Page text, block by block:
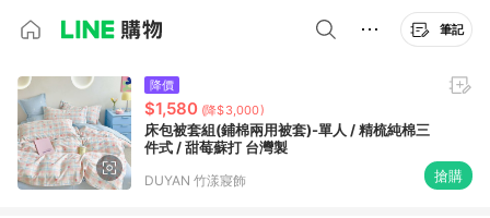
筆記
降價
$1,580 (降$3,000)
床包被套組(鋪棉兩用被套)-單人 / 精梳純棉三
件式 / 甜莓蘇打 台灣製
DUYAN 竹漾寢飾 搶購